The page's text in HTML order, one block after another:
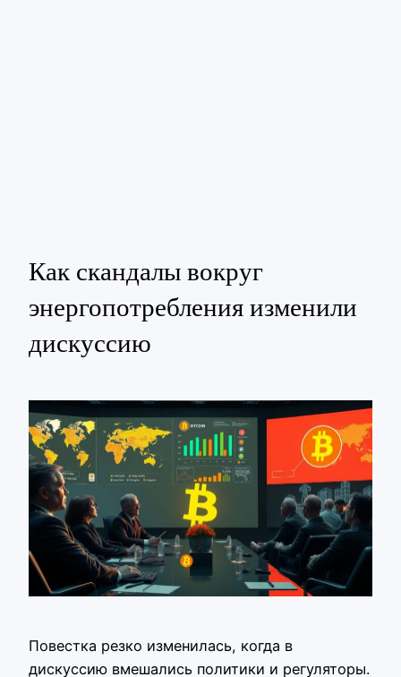
Как скандалы вокруг
энергопотребления изменили
дискуссию
Повестка резко изменилась, когда в
дискуссию вмешались политики и регуляторы.